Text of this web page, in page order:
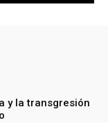
y la transgresión